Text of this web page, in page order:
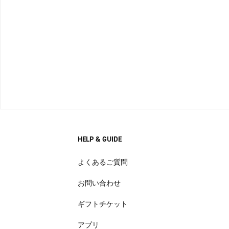
HELP & GUIDE
よくあるご質問
お問い合わせ
ギフトチケット
アプリ